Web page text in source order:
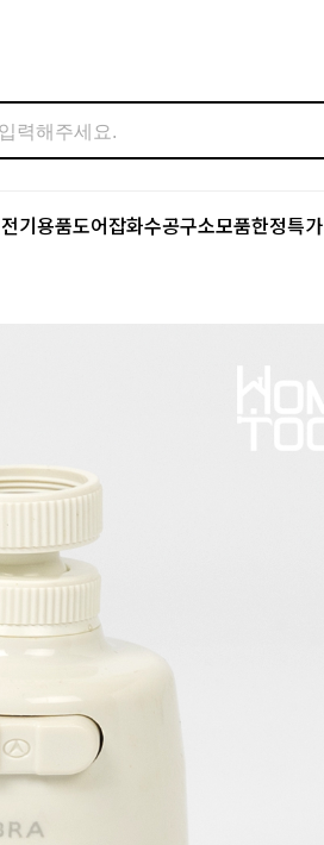
전기용품도어잡화수공구소모품한정특가